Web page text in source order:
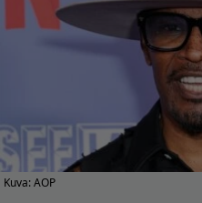
Kuva: AOP